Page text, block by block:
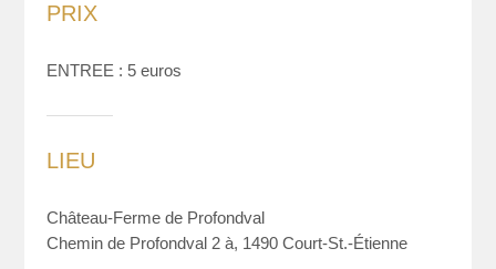
PRIX
ENTREE : 5 euros
LIEU
Château-Ferme de Profondval
Chemin de Profondval 2 à, 1490 Court-St.-Étienne